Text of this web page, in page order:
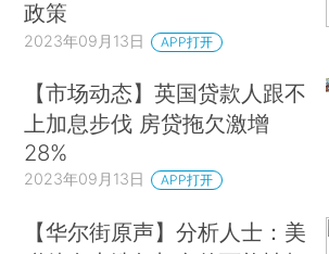
政策
2023年09月13日 APP打开
【市场动态】英国贷款人跟不
上加息步伐 房贷拖欠激增
28%
2023年09月13日 APP打开
【华尔街原声】分析人士：美